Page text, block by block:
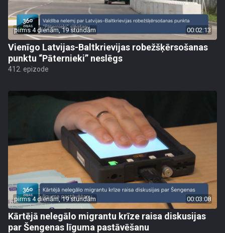
pirms 4 dienām, 19 stundām 00:02:13
Vienīgo Latvijas-Baltkrievijas robežšķērsošanas
punktu “Pāternieki” neslēgs
412. epizode
pirms 4 dienām, 19 stundām 00:03:08
Kārtējā nelegālo migrantu krīze raisa diskusijas
par Šengenas līguma pastāvēšanu